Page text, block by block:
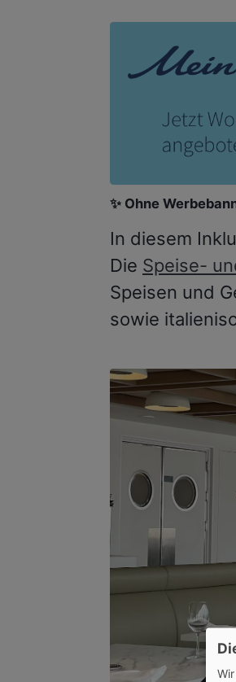
✨ Ohne
In diesem
Die Speise-
Speisen und
sowie